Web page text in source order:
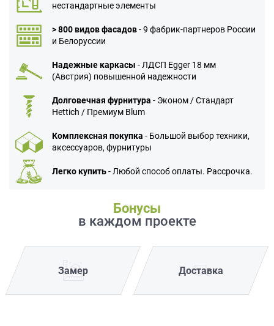
нестандартные элементы
> 800 видов фасадов- 9 фабрик-партнеров России
и Белоруссии
Надежные каркасы - ЛДСП Egger 18 мм
(Австрия) повышенной надежности
Долговечная фурнитура - Эконом / Стандарт
Hettich / Премиум Blum
Комплексная покупка - Большой выбор техники,
аксессуаров, фурнитуры
Легко купить- Любой способ оплаты. Рассрочка.
Бонусы
в каждом проекте
Замер Доставка